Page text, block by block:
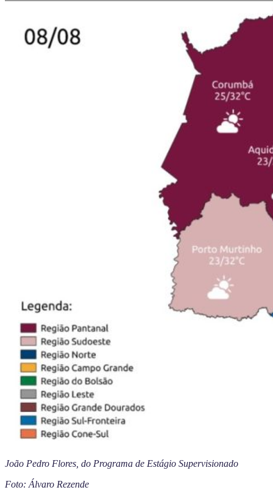
João Pedro Flores, do Programa de Estágio Supervisionado
Foto: Álvaro Rezende